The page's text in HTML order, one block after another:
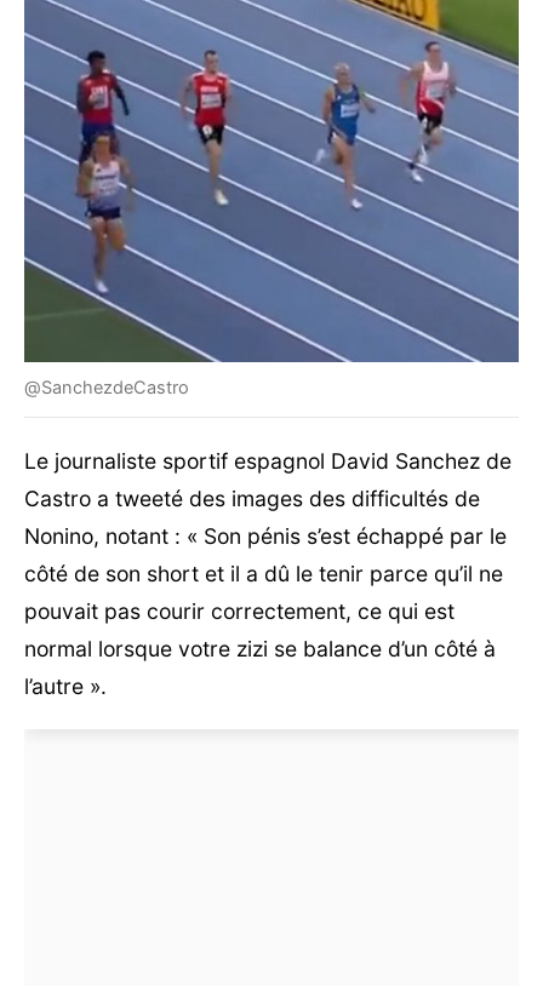
@SanchezdeCastro
Le journaliste sportif espagnol David Sanchez de
Castro a tweeté des images des difficultés de
Nonino, notant : « Son pénis s’est échappé par le
côté de son short et il a dû le tenir parce qu’il ne
pouvait pas courir correctement, ce qui est
normal lorsque votre zizi se balance d’un côté à
l’autre ».